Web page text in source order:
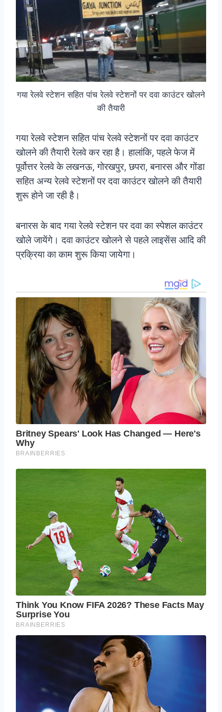
गया रेलवे स्टेशन सहित पांच रेलवे स्टेशनों पर दवा काउंटर खोलने
की तैयारी
गया रेलवे स्टेशन सहित पांच रेलवे स्टेशनों पर दवा काउंटर
खोलने की तैयारी रेलवे कर रहा है। हालांकि, पहले फेज में
पूर्वोत्तर रेलवे के लखनऊ, गोरखपुर, छपरा, बनारस और गोंडा
सहित अन्य रेलवे स्टेशनों पर दवा काउंटर खोलने की तैयारी
शुरू होने जा रही है।
बनारस के बाद गया रेलवे स्टेशन पर दवा का स्पेशल काउंटर
खोले जायेंगे। दवा काउंटर खोलने से पहले लाइसेंस आदि की
प्रक्रिया का काम शुरू किया जायेगा।